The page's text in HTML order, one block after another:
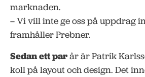
marknaden.
– Vi vill inte ge oss på uppdrag
framhåller Prebner.
Sedan ett parår är Patrik
koll på layout och design. Det